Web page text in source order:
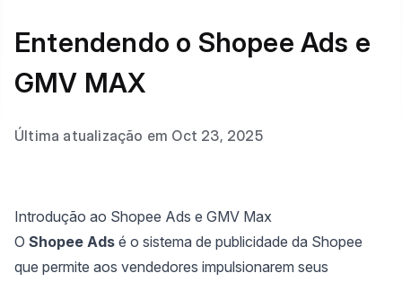
Entendendo o Shopee Ads e
GMV MAX
Última atualização em Oct 23, 2025
Introdução ao Shopee Ads e GMV Max
O Shopee Ads é o sistema de publicidade da Shopee
que permite aos vendedores impulsionarem seus